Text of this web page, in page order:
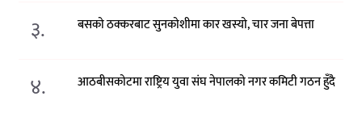
३. बसको ठक्करबाट सुनकोशीमा कार खस्यो, चार जना बेपत्ता
४. आठबीसकोटमा राष्ट्रिय युवा संघ नेपालको नगर कमिटी गठन हुँदै